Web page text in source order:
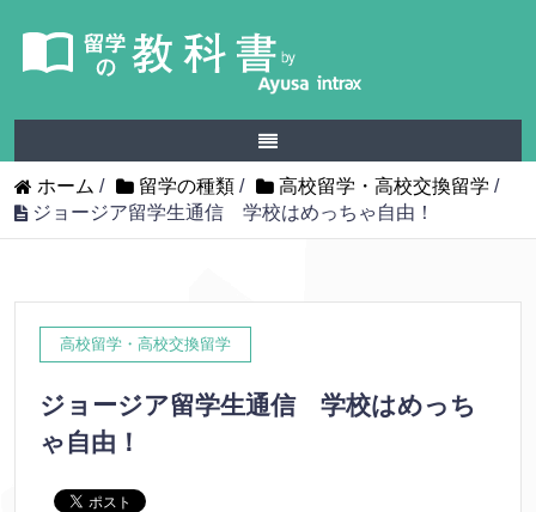
ホーム / 留学の種類 / 高校留学・高校交換留学 /
ジョージア留学生通信 学校はめっちゃ自由！
高校留学・高校交換留学
ジョージア留学生通信 学校はめっち
ゃ自由！